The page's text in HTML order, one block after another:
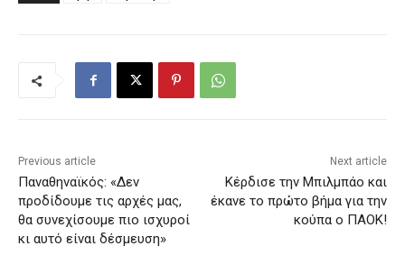
Previous article
Παναθηναϊκός: «Δεν
προδίδουμε τις αρχές μας,
θα συνεχίσουμε πιο ισχυροί
κι αυτό είναι δέσμευση»
Next article
Κέρδισε την Μπιλμπάο και
έκανε το πρώτο βήμα για την
κούπα ο ΠΑΟΚ!